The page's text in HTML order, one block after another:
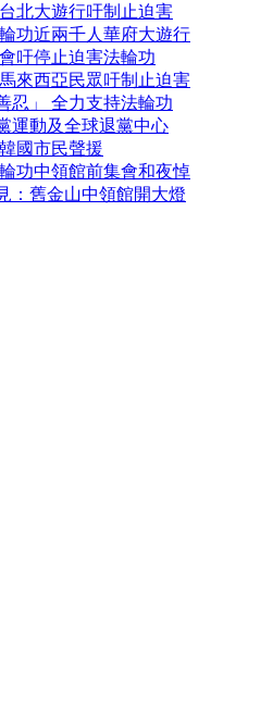
北大遊行吁制止迫害
功近兩千人華府大遊行
吁停止迫害法輪功
來西亞民眾吁制止迫害
忍」 全力支持法輪功
運動及全球退黨中心
國市民聲援
功中領館前集會和夜悼
：舊金山中領館開大燈